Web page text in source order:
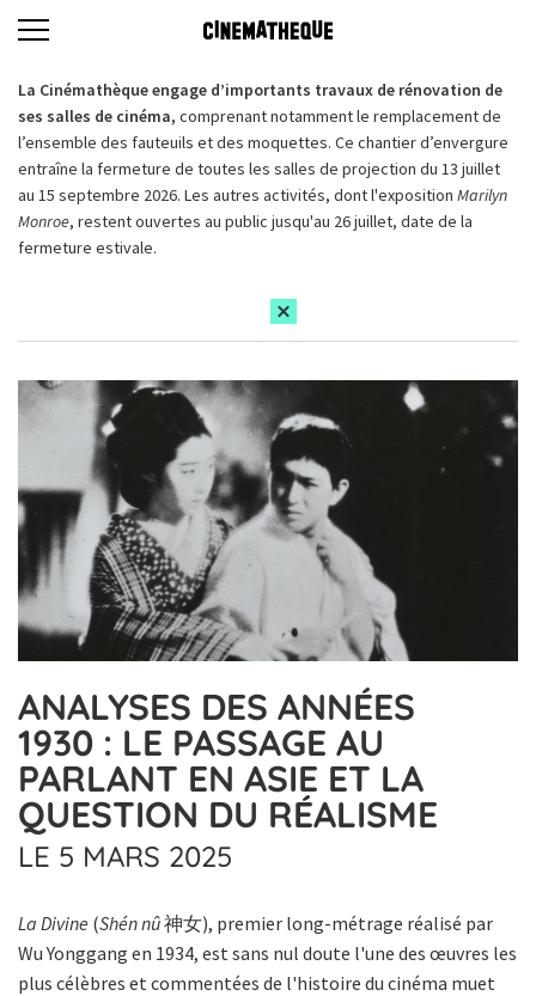
La Cinémathèque engage d’importants travaux de rénovation de
ses salles de cinéma, comprenant notamment le remplacement de
l’ensemble des fauteuils et des moquettes. Ce chantier d’envergure
entraîne la fermeture de toutes les salles de projection du 13 juillet
au 15 septembre 2026. Les autres activités, dont l'exposition Marilyn
Monroe, restent ouvertes au public jusqu'au 26 juillet, date de la
fermeture estivale.
ANALYSES DES ANNÉES
1930 : LE PASSAGE AU
PARLANT EN ASIE ET LA
QUESTION DU RÉALISME
LE 5 MARS 2025
La Divine (Shén nû神女), premier long-métrage réalisé par
Wu Yonggang en 1934, est sans nul doute l'une des œuvres les
plus célèbres et commentées de l'histoire du cinéma muet